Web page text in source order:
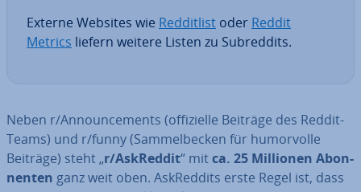
Externe Websites wie Red­dit­list oder Reddit
Metrics liefern weitere Listen zu Subred­dits.
Neben r/An­nounce­ments (of­fi­zi­el­le Beiträge des Reddit-
Teams) und r/funny (Sam­mel­be­cken für hu­mor­vol­le
Beiträge) steht „r/AskReddit“ mitca. 25 Millionen Abon­
nen­ten ganz weit oben. As­kRed­dits erste Regel ist, dass